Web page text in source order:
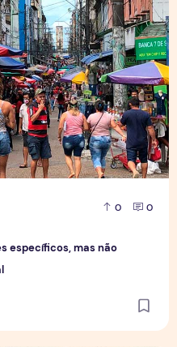
0 0
específicos, mas não